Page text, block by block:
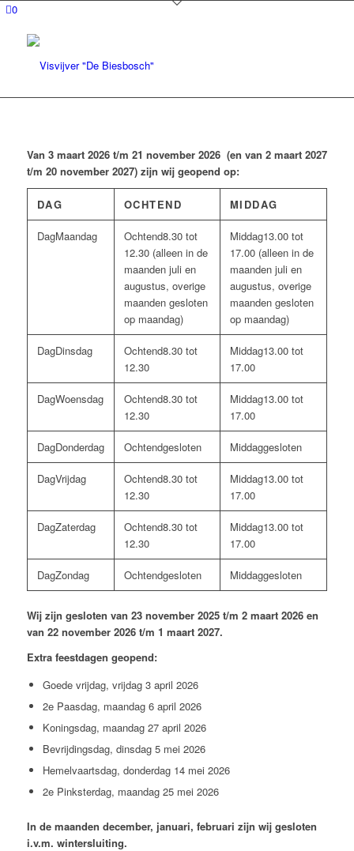
0
Van 3 maart 2026 t/m 21 november 2026 (en van 2 maart 2027
t/m 20 november 2027) zijn wij geopend op:
DAG OCHTEND MIDDAG
Maandag
8.30 tot
12.30 (alleen in de
maanden juli en
augustus, overige
maanden gesloten
op maandag)
13.00 tot
17.00 (alleen in de
maanden juli en
augustus, overige
maanden gesloten
op maandag)
Dinsdag
8.30 tot
12.30
13.00 tot
17.00
Woensdag
8.30 tot
12.30
13.00 tot
17.00
Donderdag gesloten gesloten
Vrijdag
8.30 tot
12.30
13.00 tot
17.00
Zaterdag
8.30 tot
12.30
13.00 tot
17.00
Zondag gesloten gesloten
Wij zijn gesloten van 23 november 2025 t/m 2 maart 2026 en
van 22 november 2026 t/m 1 maart 2027.
Extra feestdagen geopend:
Goede vrijdag, vrijdag 3 april 2026
2e Paasdag, maandag 6 april 2026
Koningsdag, maandag 27 april 2026
Bevrijdingsdag, dinsdag 5 mei 2026
Hemelvaartsdag, donderdag 14 mei 2026
2e Pinksterdag, maandag 25 mei 2026
In de maanden december, januari, februari zijn wij gesloten
i.v.m. wintersluiting.